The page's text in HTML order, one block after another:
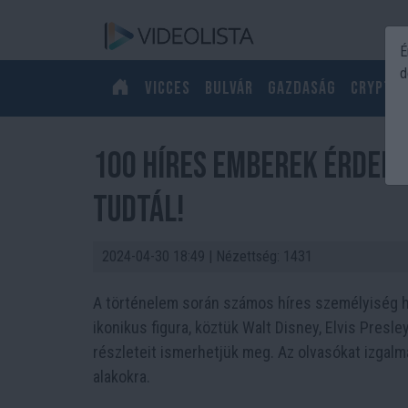
Vicces Bulvár Gazdaság Crypto
100 Híres Emberek
Tudtál!
2024-04-30 18:49 | Nézettség: 1431
A történelem során számos híres személyiség
ikonikus figura, köztük Walt Disney, Elvis
részleteit ismerhetjük meg. Az olvasókat
alakokra.